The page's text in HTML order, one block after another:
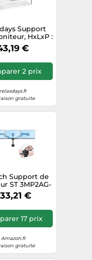
Support
HxLxP :
50 x 20 cm,
Ordinateur,
Transparent
€
2 prix
relaxdays.fr
gratuite
Support de
ST 3MP2AG-
3 écrans,
sur table
€
17 prix
Amazon.fr
gratuite